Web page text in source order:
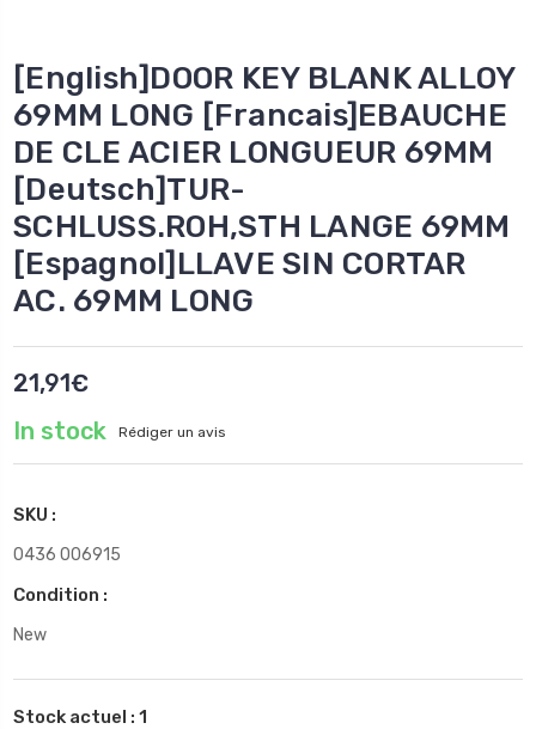
[English]DOOR KEY BLANK ALLOY
69MM LONG [Francais]EBAUCHE
DE CLE ACIER LONGUEUR 69MM
[Deutsch]TUR-
SCHLUSS.ROH,STH LANGE 69MM
[Espagnol]LLAVE SIN CORTAR
AC. 69MM LONG
21,91€
In stock
Rédiger un avis
SKU :
0436 006915
Condition :
New
Stock actuel : 1